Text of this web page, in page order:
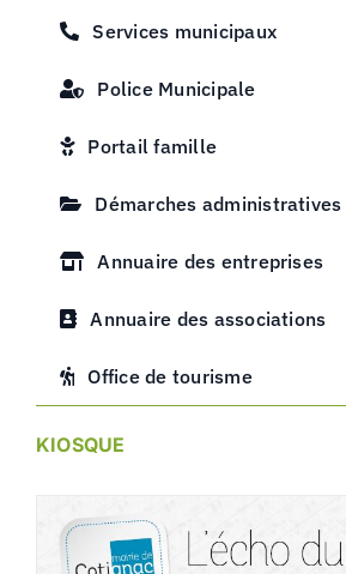
Services municipaux
Police Municipale
Portail famille
Démarches administratives
Annuaire des entreprises
Annuaire des associations
Office de tourisme
KIOSQUE